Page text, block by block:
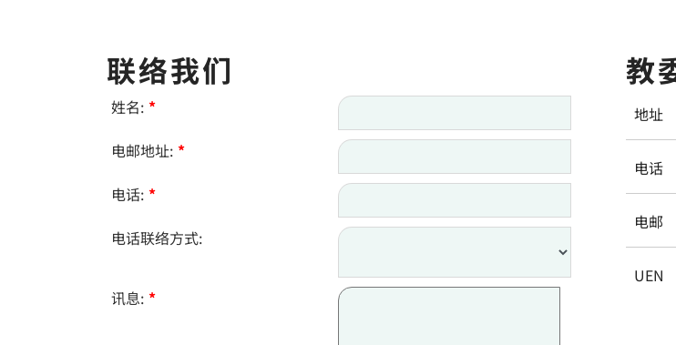
联络我们
姓名: *
电邮地址: *
电话: *
电话联络方式:
讯息: *
教
地址
电话
电邮
UEN